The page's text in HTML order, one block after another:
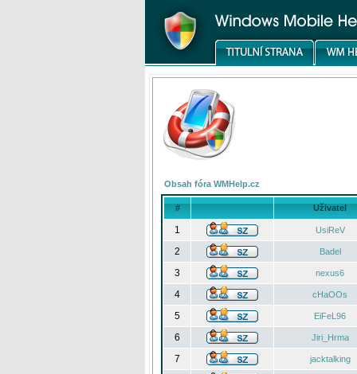
Obsah fóra WMHelp.cz
# Uživatel
1 UsiReV
2 Badel
3 nexus6
4 cHaOOs
5 EiFeL96
6 Jiri_Hrma
7 jacktalking